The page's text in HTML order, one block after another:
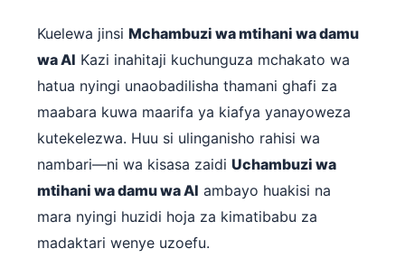
Kuelewa jinsi Mchambuzi wa mtihani wa damu
wa AI Kazi inahitaji kuchunguza mchakato wa
hatua nyingi unaobadilisha thamani ghafi za
maabara kuwa maarifa ya kiafya yanayoweza
kutekelezwa. Huu si ulinganisho rahisi wa
nambari—ni wa kisasa zaidi Uchambuzi wa
mtihani wa damu wa AI ambayo huakisi na
mara nyingi huzidi hoja za kimatibabu za
madaktari wenye uzoefu.